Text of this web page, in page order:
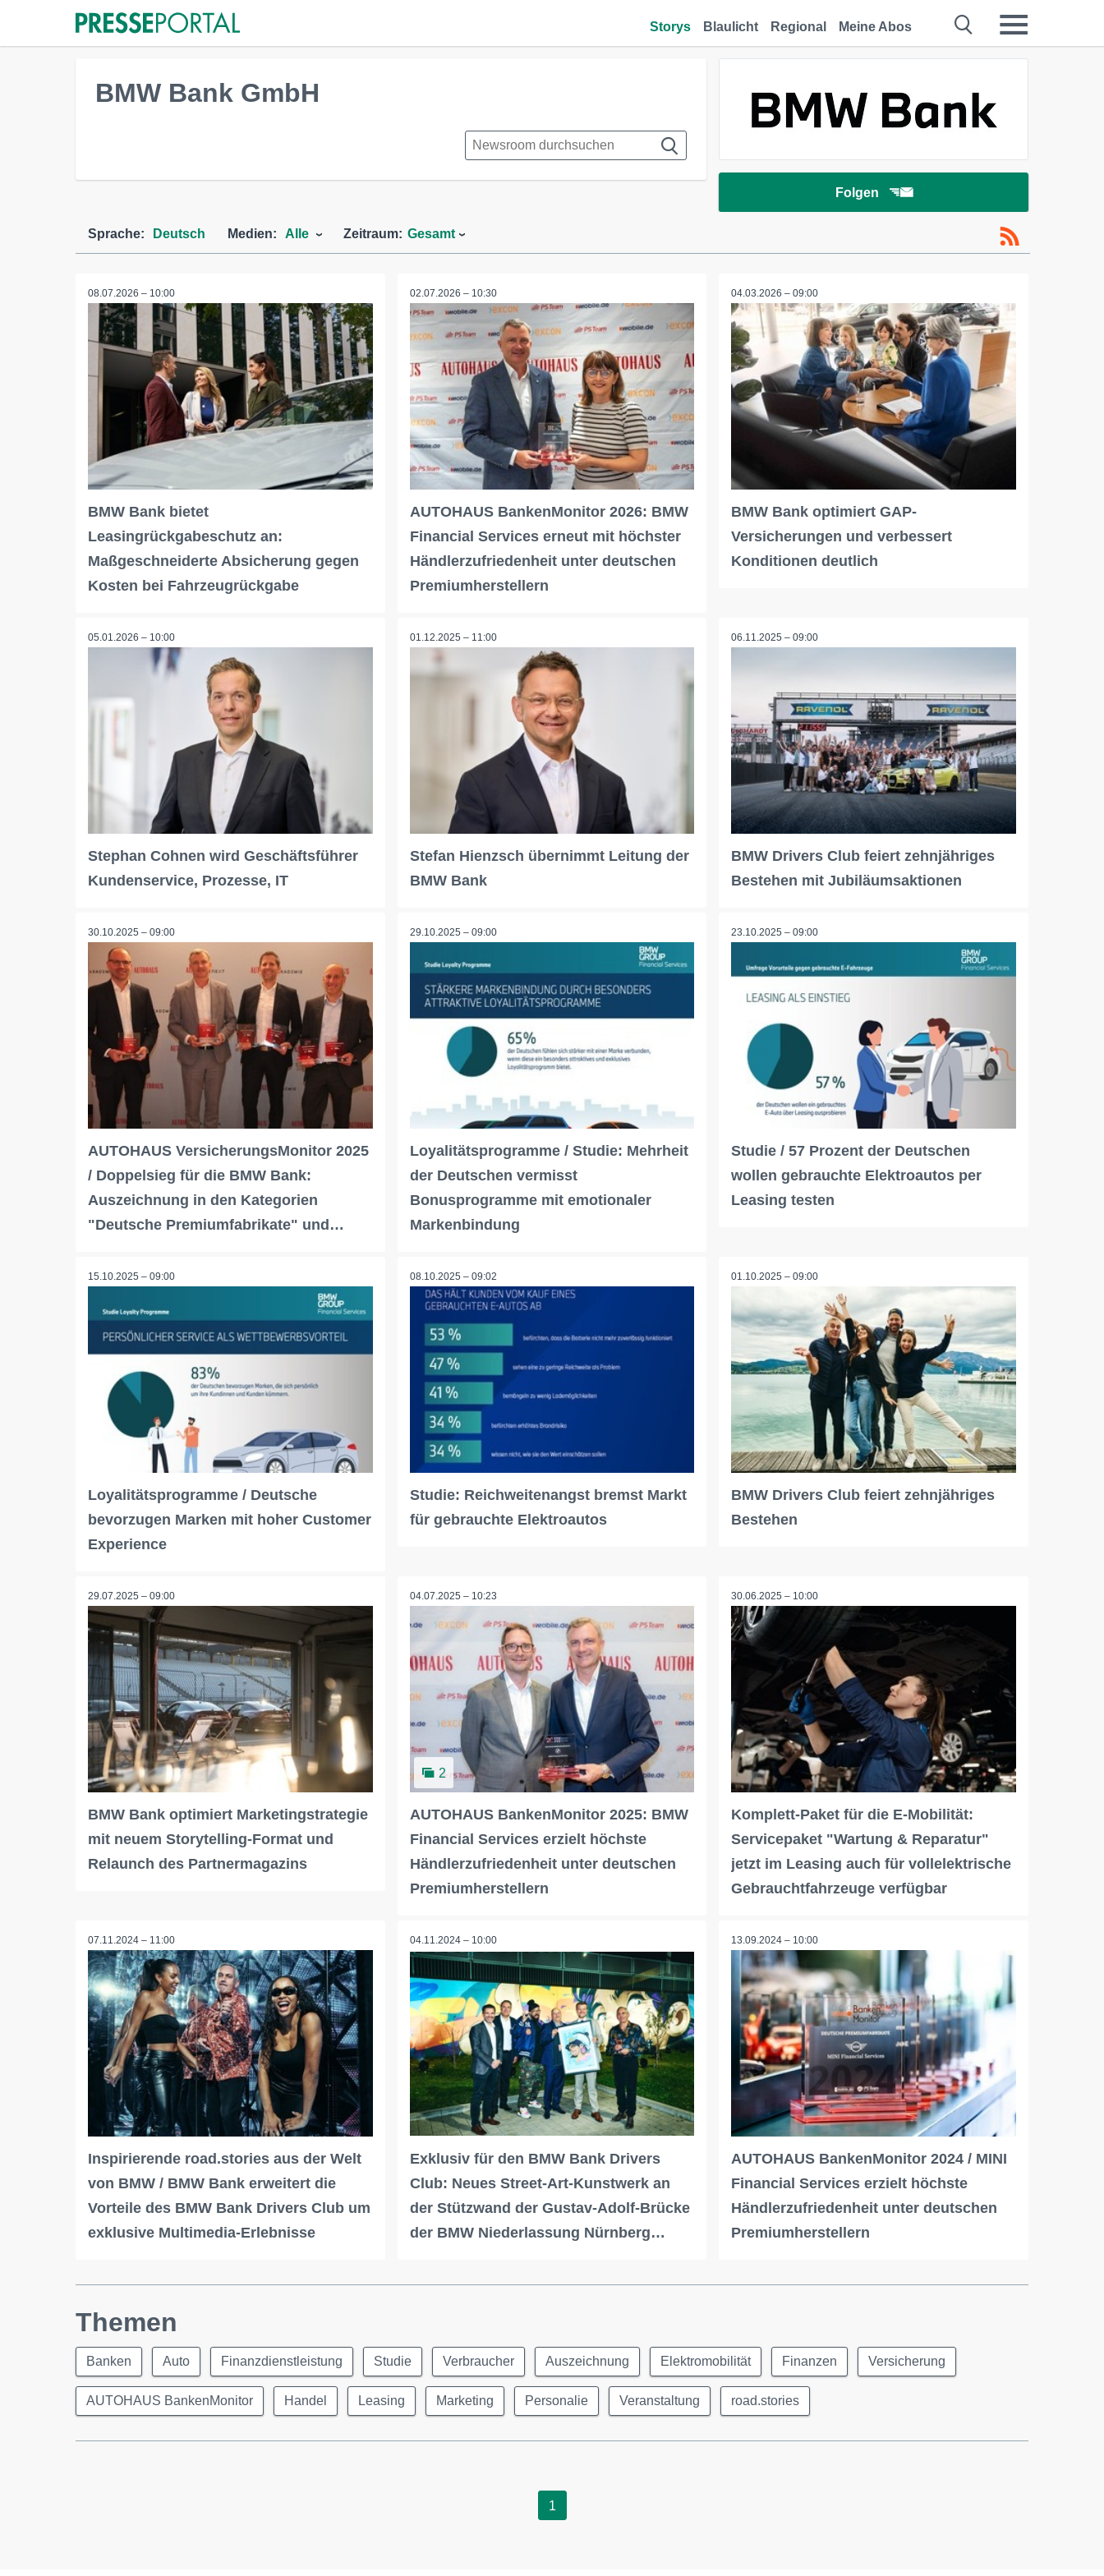
Storys Blaulicht Regional Meine Abos
Folgen
BMW Bank GmbH
Sprache: Deutsch Medien: Alle Zeitraum: Gesamt
08.07.2026 – 10:00
BMW Bank bietet
Leasingrückgabeschutz an:
Maßgeschneiderte Absicherung gegen
Kosten bei Fahrzeugrückgabe
02.07.2026 – 10:30
AUTOHAUS BankenMonitor 2026: BMW
Financial Services erneut mit höchster
Händlerzufriedenheit unter deutschen
Premiumherstellern
04.03.2026 – 09:00
BMW Bank optimiert GAP-
Versicherungen und verbessert
Konditionen deutlich
05.01.2026 – 10:00
Stephan Cohnen wird Geschäftsführer
Kundenservice, Prozesse, IT
01.12.2025 – 11:00
Stefan Hienzsch übernimmt Leitung der
BMW Bank
06.11.2025 – 09:00
BMW Drivers Club feiert zehnjähriges
Bestehen mit Jubiläumsaktionen
30.10.2025 – 09:00
AUTOHAUS VersicherungsMonitor 2025
/ Doppelsieg für die BMW Bank:
Auszeichnung in den Kategorien
"Deutsche Premiumfabrikate" und…
29.10.2025 – 09:00
Loyalitätsprogramme / Studie: Mehrheit
der Deutschen vermisst
Bonusprogramme mit emotionaler
Markenbindung
23.10.2025 – 09:00
Studie / 57 Prozent der Deutschen
wollen gebrauchte Elektroautos per
Leasing testen
15.10.2025 – 09:00
Loyalitätsprogramme / Deutsche
bevorzugen Marken mit hoher Customer
Experience
08.10.2025 – 09:02
Studie: Reichweitenangst bremst Markt
für gebrauchte Elektroautos
01.10.2025 – 09:00
BMW Drivers Club feiert zehnjähriges
Bestehen
29.07.2025 – 09:00
BMW Bank optimiert Marketingstrategie
mit neuem Storytelling-Format und
Relaunch des Partnermagazins
04.07.2025 – 10:23
2
AUTOHAUS BankenMonitor 2025: BMW
Financial Services erzielt höchste
Händlerzufriedenheit unter deutschen
Premiumherstellern
30.06.2025 – 10:00
Komplett-Paket für die E-Mobilität:
Servicepaket "Wartung & Reparatur"
jetzt im Leasing auch für vollelektrische
Gebrauchtfahrzeuge verfügbar
07.11.2024 – 11:00
Inspirierende road.stories aus der Welt
von BMW / BMW Bank erweitert die
Vorteile des BMW Bank Drivers Club um
exklusive Multimedia-Erlebnisse
04.11.2024 – 10:00
Exklusiv für den BMW Bank Drivers
Club: Neues Street-Art-Kunstwerk an
der Stützwand der Gustav-Adolf-Brücke
der BMW Niederlassung Nürnberg…
13.09.2024 – 10:00
AUTOHAUS BankenMonitor 2024 / MINI
Financial Services erzielt höchste
Händlerzufriedenheit unter deutschen
Premiumherstellern
Themen
Banken Auto Finanzdienstleistung Studie Verbraucher Auszeichnung Elektromobilität Finanzen Versicherung
AUTOHAUS BankenMonitor Handel Leasing Marketing Personalie Veranstaltung road.stories
1